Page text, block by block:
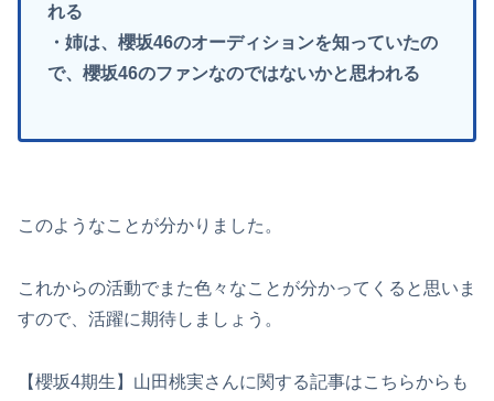
れる
・姉は、櫻坂46のオーディションを知っていたの
で、櫻坂46のファンなのではないかと思われる
このようなことが分かりました。
これからの活動でまた色々なことが分かってくると思いま
すので、活躍に期待しましょう。
【櫻坂4期生】山田桃実さんに関する記事はこちらからも